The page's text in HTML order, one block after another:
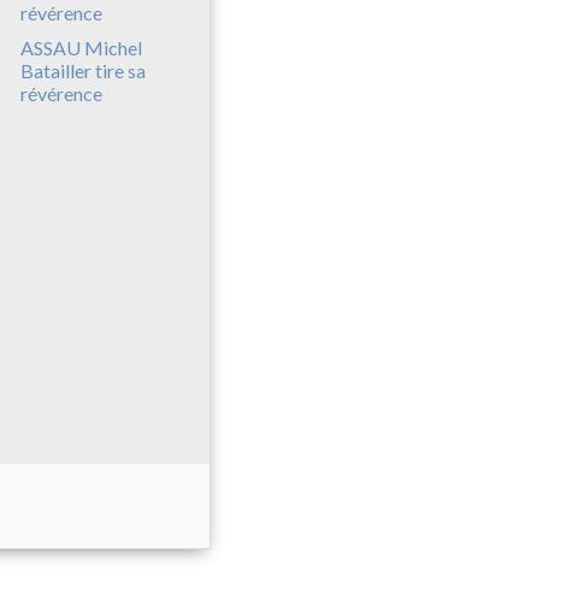
ASSAU Michel
Batailler tire sa
révérence